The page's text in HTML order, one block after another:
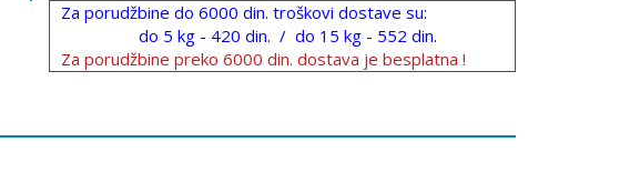
Za porudžbine do 6000 din. troškovi dostave su:
do 5 kg - 420 din. / do 15 kg - 552 din.
Za porudžbine preko 6000 din. dostava je besplatna !